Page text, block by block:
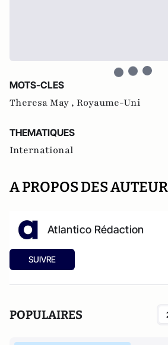
MOTS-CLES
Theresa May , Royaume-Uni
THEMATIQUES
International
A PROPOS DES
Atlantico Rédaction
SUIVRE
POPULAIRES